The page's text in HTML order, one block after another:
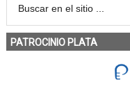
PATROCINIO PLATA